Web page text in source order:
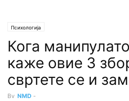
Психологија
Кога
каже овие 3
свртете се и
By NMD -